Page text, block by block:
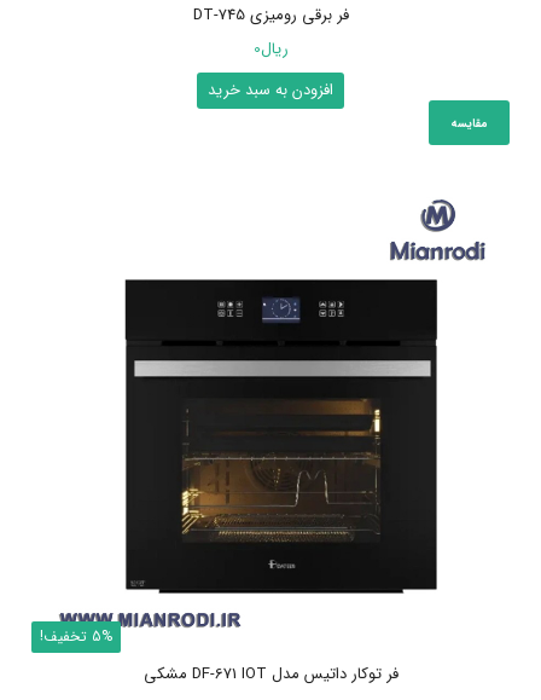
فر برقی رومیزی DT-745
ریال0
افزودن به سبد خرید
مقایسه
5% تخفیف!
فر توکار داتیس مدل DF-671 IOT مشکی